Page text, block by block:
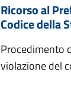
Ricorso al
Codice della
Procedimento
violazione del